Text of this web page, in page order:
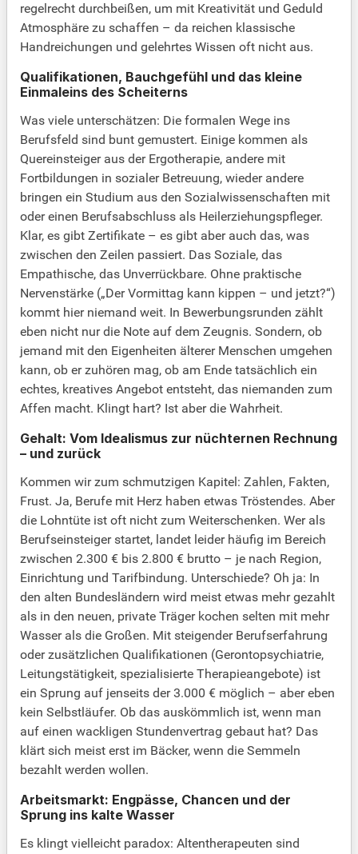
regelrecht durchbeißen, um mit Kreativität und Geduld
Atmosphäre zu schaffen – da reichen klassische
Handreichungen und gelehrtes Wissen oft nicht aus.
Qualifikationen, Bauchgefühl und das kleine
Einmaleins des Scheiterns
Was viele unterschätzen: Die formalen Wege ins
Berufsfeld sind bunt gemustert. Einige kommen als
Quereinsteiger aus der Ergotherapie, andere mit
Fortbildungen in sozialer Betreuung, wieder andere
bringen ein Studium aus den Sozialwissenschaften mit
oder einen Berufsabschluss als Heilerziehungspfleger.
Klar, es gibt Zertifikate – es gibt aber auch das, was
zwischen den Zeilen passiert. Das Soziale, das
Empathische, das Unverrückbare. Ohne praktische
Nervenstärke („Der Vormittag kann kippen – und jetzt?“)
kommt hier niemand weit. In Bewerbungsrunden zählt
eben nicht nur die Note auf dem Zeugnis. Sondern, ob
jemand mit den Eigenheiten älterer Menschen umgehen
kann, ob er zuhören mag, ob am Ende tatsächlich ein
echtes, kreatives Angebot entsteht, das niemanden zum
Affen macht. Klingt hart? Ist aber die Wahrheit.
Gehalt: Vom Idealismus zur nüchternen Rechnung
– und zurück
Kommen wir zum schmutzigen Kapitel: Zahlen, Fakten,
Frust. Ja, Berufe mit Herz haben etwas Tröstendes. Aber
die Lohntüte ist oft nicht zum Weiterschenken. Wer als
Berufseinsteiger startet, landet leider häufig im Bereich
zwischen 2.300 € bis 2.800 € brutto – je nach Region,
Einrichtung und Tarifbindung. Unterschiede? Oh ja: In
den alten Bundesländern wird meist etwas mehr gezahlt
als in den neuen, private Träger kochen selten mit mehr
Wasser als die Großen. Mit steigender Berufserfahrung
oder zusätzlichen Qualifikationen (Gerontopsychiatrie,
Leitungstätigkeit, spezialisierte Therapieangebote) ist
ein Sprung auf jenseits der 3.000 € möglich – aber eben
kein Selbstläufer. Ob das auskömmlich ist, wenn man
auf einen wackligen Stundenvertrag gebaut hat? Das
klärt sich meist erst im Bäcker, wenn die Semmeln
bezahlt werden wollen.
Arbeitsmarkt: Engpässe, Chancen und der
Sprung ins kalte Wasser
Es klingt vielleicht paradox: Altentherapeuten sind